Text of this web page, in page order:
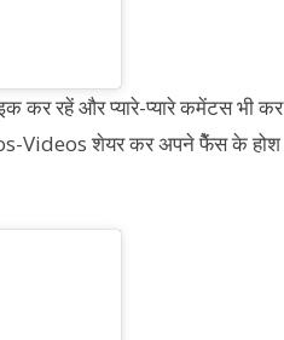
कर रहें और प्यारे-प्यारे कमेंटस भी कर
Videos शेयर कर अपने फैेंस के होश